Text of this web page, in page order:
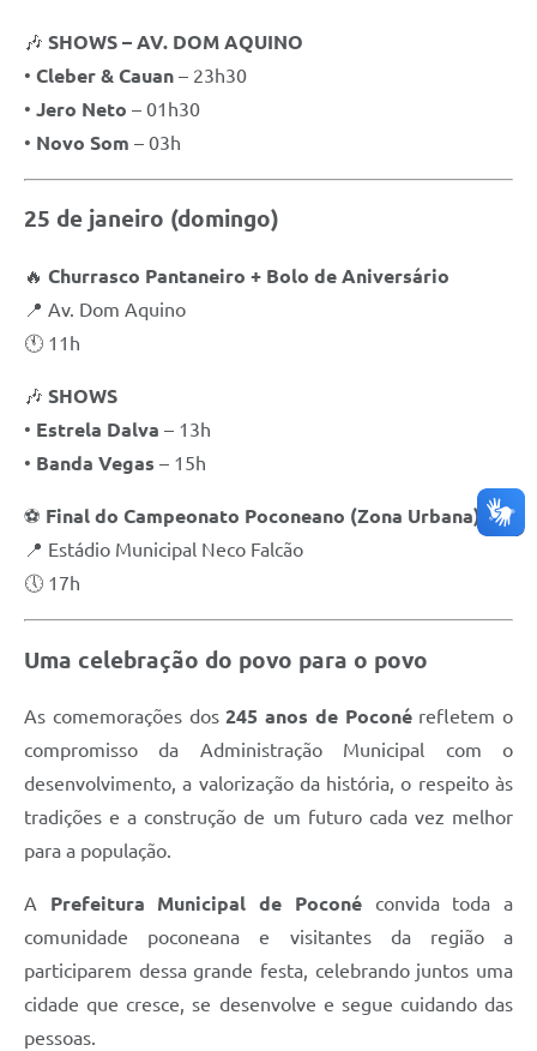
🎶 SHOWS – AV. DOM AQUINO
• Cleber & Cauan – 23h30
• Jero Neto – 01h30
• Novo Som – 03h
25 de janeiro (domingo)
🔥 Churrasco Pantaneiro + Bolo de Aniversário
📍 Av. Dom Aquino
🕚 11h
🎶 SHOWS
• Estrela Dalva – 13h
• Banda Vegas – 15h
⚽ Final do Campeonato Poconeano (Zona Urbana)
📍 Estádio Municipal Neco Falcão
🕔 17h
Uma celebração do povo para o povo
As comemorações dos245 anos de Poconérefletem o
compromisso da Administração Municipal com o
desenvolvimento, a valorização da história, o respeito às
tradições e a construção de um futuro cada vez melhor
para a população.
A Prefeitura Municipal de Poconéconvida toda a
comunidade poconeana e visitantes da região a
participarem dessa grande festa, celebrando juntos uma
cidade que cresce, se desenvolve e segue cuidando das
pessoas.